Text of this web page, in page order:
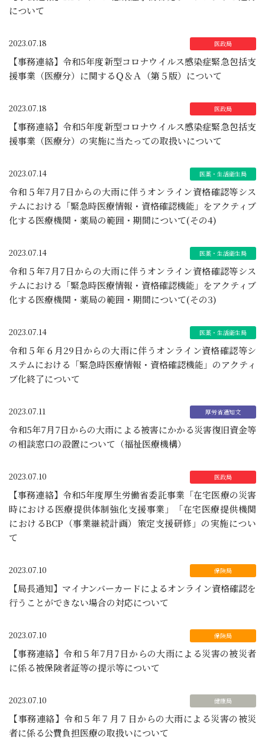
について
2023.07.18
【事務連絡】令和5年度新型コロナウイルス感染症緊急包括支
援事業（医療分）に関するＱ＆Ａ（第５版）について
2023.07.18
【事務連絡】令和5年度新型コロナウイルス感染症緊急包括支
援事業（医療分）の実施に当たっての取扱いについて
2023.07.14
令和５年7月7日からの大雨に伴うオンライン資格確認等シス
テムにおける「緊急時医療情報・資格確認機能」をアクティブ
化する医療機関・薬局の範囲・期間について(その4)
2023.07.14
令和５年7月7日からの大雨に伴うオンライン資格確認等シス
テムにおける「緊急時医療情報・資格確認機能」をアクティブ
化する医療機関・薬局の範囲・期間について(その3)
2023.07.14
令和５年６月29日からの大雨に伴うオンライン資格確認等シ
ステムにおける「緊急時医療情報・資格確認機能」のアクティ
ブ化終了について
2023.07.11
令和5年7月7日からの大雨による被害にかかる災害復旧資金等
の相談窓口の設置について（福祉医療機構）
2023.07.10
【事務連絡】令和5年度厚生労働省委託事業「在宅医療の災害
時における医療提供体制強化支援事業」「在宅医療提供機関
におけるBCP（事業継続計画）策定支援研修」の実施につい
て
2023.07.10
【局長通知】マイナンバーカードによるオンライン資格確認を
行うことができない場合の対応について
2023.07.10
【事務連絡】令和５年7月7日からの大雨による災害の被災者
に係る被保険者証等の提示等について
2023.07.10
【事務連絡】令和５年７月７日からの大雨による災害の被災
者に係る公費負担医療の取扱いについて